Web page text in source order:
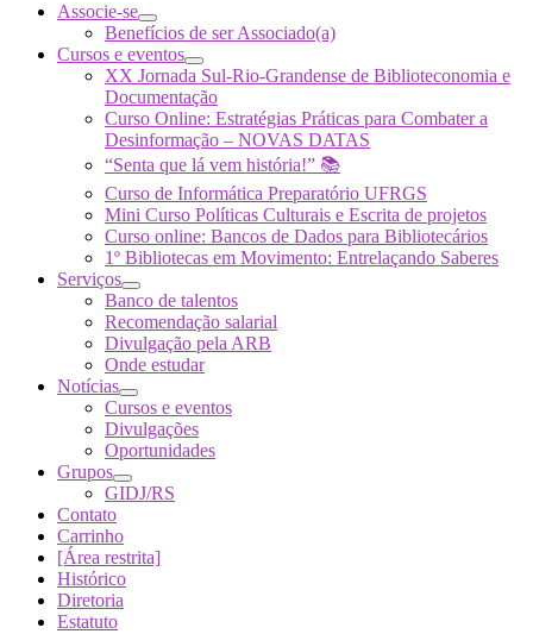
Associe-se
Benefícios de ser Associado(a)
Cursos e eventos
XX Jornada Sul-Rio-Grandense de Biblioteconomia e
Documentação
Curso Online: Estratégias Práticas para Combater a
Desinformação – NOVAS DATAS
“Senta que lá vem história!” 📚
Curso de Informática Preparatório UFRGS
Mini Curso Políticas Culturais e Escrita de projetos
Curso online: Bancos de Dados para Bibliotecários
1º Bibliotecas em Movimento: Entrelaçando Saberes
Serviços
Banco de talentos
Recomendação salarial
Divulgação pela ARB
Onde estudar
Notícias
Cursos e eventos
Divulgações
Oportunidades
Grupos
GIDJ/RS
Contato
Carrinho
[Área restrita]
Histórico
Diretoria
Estatuto